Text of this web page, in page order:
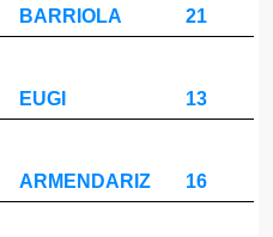
BARRIOLA 21
EUGI 13
ARMENDARIZ 16